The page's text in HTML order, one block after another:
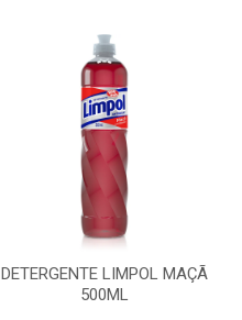
DETERGENTE LIMPOL MAÇÃ
500ML